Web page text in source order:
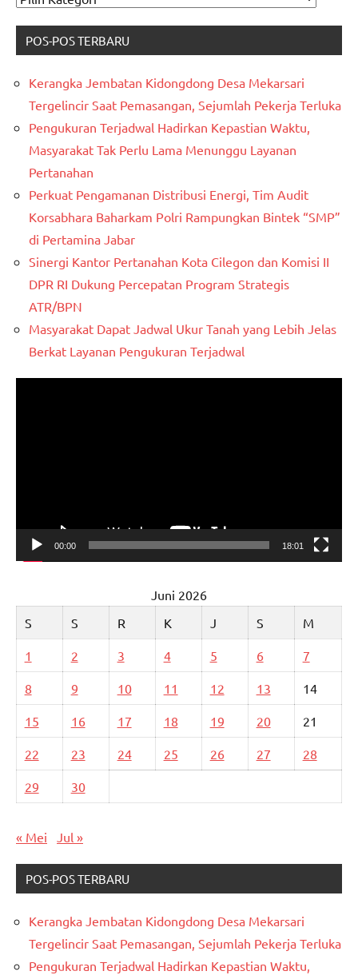
POS-POS TERBARU
Kerangka Jembatan Kidongdong Desa Mekarsari
Tergelincir Saat Pemasangan, Sejumlah Pekerja Terluka
Pengukuran Terjadwal Hadirkan Kepastian Waktu,
Masyarakat Tak Perlu Lama Menunggu Layanan
Pertanahan
Perkuat Pengamanan Distribusi Energi, Tim Audit
Korsabhara Baharkam Polri Rampungkan Bintek “SMP”
di Pertamina Jabar
Sinergi Kantor Pertanahan Kota Cilegon dan Komisi II
DPR RI Dukung Percepatan Program Strategis
ATR/BPN
Masyarakat Dapat Jadwal Ukur Tanah yang Lebih Jelas
Berkat Layanan Pengukuran Terjadwal
00:00 18:01
Juni 2026
S
S R K J S M
1 2 3 4 5 6 7
8 9 10 11 12 13 14
15 16 17 18 19 20 21
22 23 24 25 26 27 28
29 30
« Mei Jul »
POS-POS TERBARU
Kerangka Jembatan Kidongdong Desa Mekarsari
Tergelincir Saat Pemasangan, Sejumlah Pekerja Terluka
Pengukuran Terjadwal Hadirkan Kepastian Waktu,